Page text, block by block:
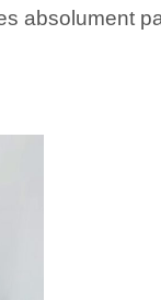
absolument